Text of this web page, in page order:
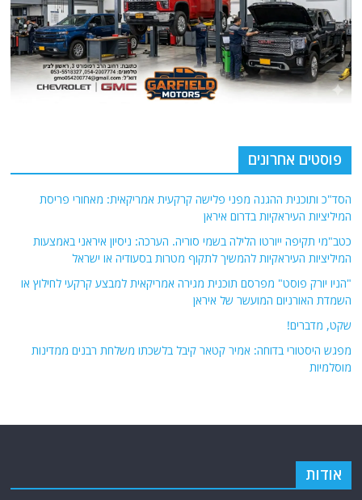
פוסטים אחרונים
הסד"כ ותוכנית ההגנה מפני פלישה קרקעית אמריקאית: מאחורי פריסת
המיליציות העיראקיות בדרום איראן
כטב"מי תקיפה ייורטו הלילה בשמי סוריה. הערכה: ניסיון איראני באמצעות
המיליציות העיראקיות להמשיך לתקוף מטרות בסעודיה או ישראל
"הניו יורק פוסט" מפרסם תוכנית מגירה אמריקאית למבצע קרקעי לחילוץ או
השמדת האורניום המועשר של איראן
שקט, מדברים!
מפגש היסטורי בדוחה: אמיר קטאר קיבל בלשכתו משלחת רבנים ממדינות
מוסלמיות
אודות